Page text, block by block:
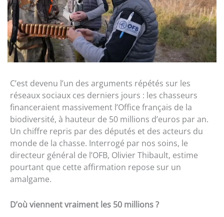
C’est devenu l’un des arguments répétés sur les
réseaux sociaux ces derniers jours : les chasseurs
financeraient massivement l’Office français de la
biodiversité, à hauteur de 50 millions d’euros par an.
Un chiffre repris par des députés et des acteurs du
monde de la chasse. Interrogé par nos soins, le
directeur général de l’OFB, Olivier Thibault, estime
pourtant que cette affirmation repose sur un
amalgame.
D’où viennent vraiment les 50 millions ?